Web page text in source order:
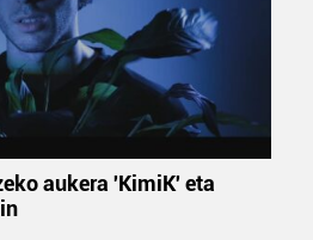
aukera 'KimiK' eta